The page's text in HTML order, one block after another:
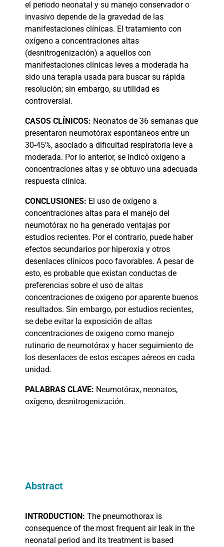
el periodo neonatal y su manejo conservador o
invasivo depende de la gravedad de las
manifestaciones clínicas. El tratamiento con
oxígeno a concentraciones altas
(desnitrogenización) a aquellos con
manifestaciones clínicas leves a moderada ha
sido una terapia usada para buscar su rápida
resolución; sin embargo, su utilidad es
controversial.
CASOS CLÍNICOS: Neonatos de 36 semanas que
presentaron neumotórax espontáneos entre un
30-45%, asociado a dificultad respiratoria leve a
moderada. Por lo anterior, se indicó oxígeno a
concentraciones altas y se obtuvo una adecuada
respuesta clínica.
CONCLUSIONES: El uso de oxígeno a
concentraciones altas para el manejo del
neumotórax no ha generado ventajas por
estudios recientes. Por el contrario, puede haber
efectos secundarios por hiperoxia y otros
desenlaces clínicos poco favorables. A pesar de
esto, es probable que existan conductas de
preferencias sobre el uso de altas
concentraciones de oxigeno por aparente buenos
resultados. Sin embargo, por estudios recientes,
se debe evitar la exposición de altas
concentraciones de oxigeno como manejo
rutinario de neumotórax y hacer seguimiento de
los desenlaces de estos escapes aéreos en cada
unidad.
PALABRAS CLAVE: Neumotórax, neonatos,
oxígeno, desnitrogenización.
Abstract
INTRODUCTION: The pneumothorax is
consequence of the most frequent air leak in the
neonatal period and its treatment is based